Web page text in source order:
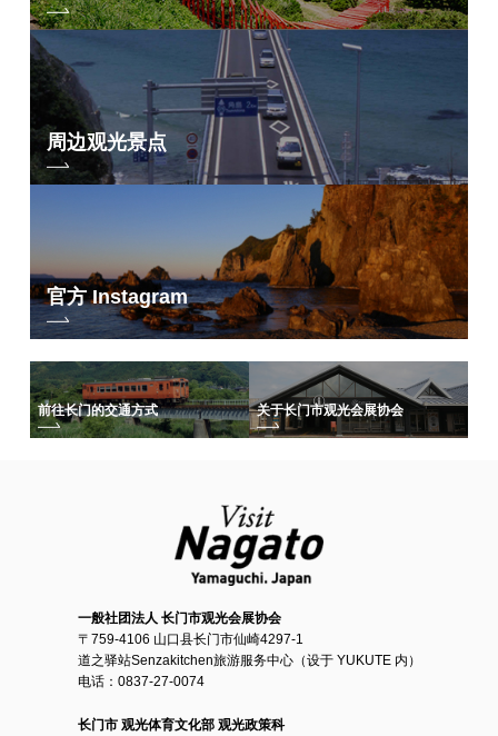
周边观光景点
官方 Instagram
前往长门的交通方式 关于长门市观光会展协会
一般社团法人 长门市观光会展协会
〒759-4106 山口县长门市仙崎4297-1
道之驿站Senzakitchen旅游服务中心（设于 YUKUTE 内）
电话：0837-27-0074
长门市 观光体育文化部 观光政策科